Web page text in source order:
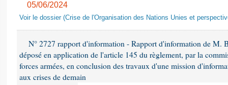
05/06/2024
Voir le dossier (Crise de l'Organisation des Nations Unies et
N° 2727 rapport d'information - Rapport d'information de M.
déposé en application de l'article 145 du règlement, par la
forces armées, en conclusion des travaux d'une mission
aux crises de demain